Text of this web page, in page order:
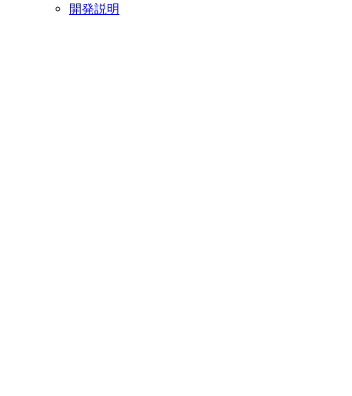
開発説明